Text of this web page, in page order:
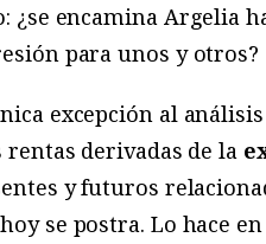
¿se encamina Argelia
para unos y otros?
excepción al
rentas derivadas de la
y futuros
se postra. Lo hace